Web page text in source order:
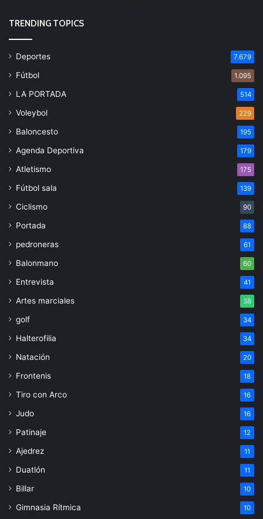
TRENDING TOPICS
Deportes 7.679
Fútbol 1.095
LA PORTADA 514
Voleybol 229
Baloncesto 195
Agenda Deportiva 179
Atletismo 175
Fútbol sala 139
Ciclismo 90
Portada 88
pedroneras 61
Balonmano 60
Entrevista 41
Artes marciales 38
golf 34
Halterofilia 34
Natación 20
Frontenis 18
Tiro con Arco 16
Judo 16
Patinaje 12
Ajedrez 11
Duatlón 11
Billar 10
Gimnasia Rítmica 10